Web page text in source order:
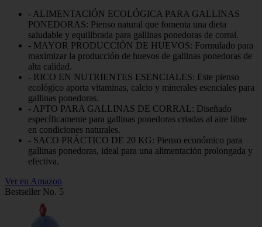
- ALIMENTACIÓN ECOLÓGICA PARA GALLINAS
PONEDORAS: Pienso natural que fomenta una dieta
saludable y equilibrada para gallinas ponedoras de corral.
- MAYOR PRODUCCIÓN DE HUEVOS: Formulado para
maximizar la producción de huevos de gallinas ponedoras de
alta calidad.
- RICO EN NUTRIENTES ESENCIALES: Este pienso
ecológico aporta vitaminas, calcio y minerales esenciales para
gallinas ponedoras.
- APTO PARA GALLINAS DE CORRAL: Diseñado
específicamente para gallinas ponedoras criadas al aire libre
en condiciones naturales.
- SACO PRÁCTICO DE 20 KG: Pienso económico para
gallinas ponedoras, ideal para una alimentación prolongada y
efectiva.
Ver en Amazon
Bestseller No. 5